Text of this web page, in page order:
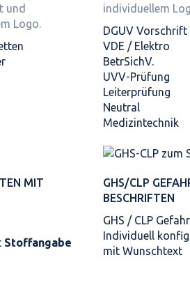
und
Logo.
individuellem
DGUV Vorschrift
VDE / Elektro
BetrSichV.
UVV-Prüfung
Leiterprüfung
Neutral
Medizintechnik
MIT
Stoffangabe
GHS/CLP
BESCHRIFTEN
GHS / CLP
Individuell
mit Wunschtext